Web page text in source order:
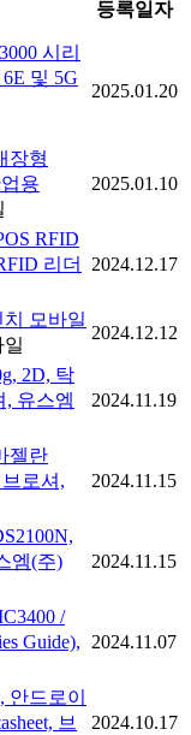
등록일자
시리
및 5G
2025.01.20
장형
용
2025.01.10
RFID
리더
2024.12.17
치 모바일
2024.12.12
2D, 탁
, 유스엠
2024.11.19
젤란
로셔,
2024.11.15
엠(주)
2024.11.15
/
Guide),
2024.11.07
안드로이
브
2024.10.17